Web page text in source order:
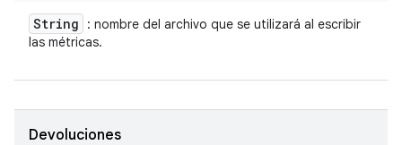
String
: nombre del archivo que se utilizará al escribir
las métricas.
Devoluciones